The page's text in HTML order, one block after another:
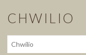
CHWILIO